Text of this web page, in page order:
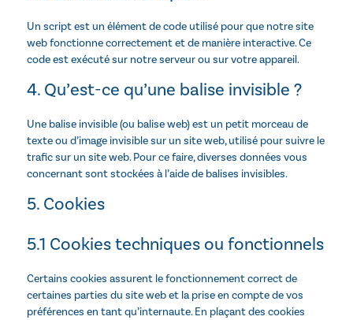
Un script est un élément de code utilisé pour que notre site
web fonctionne correctement et de manière interactive. Ce
code est exécuté sur notre serveur ou sur votre appareil.
4. Qu’est-ce qu’une balise invisible ?
Une balise invisible (ou balise web) est un petit morceau de
texte ou d’image invisible sur un site web, utilisé pour suivre le
trafic sur un site web. Pour ce faire, diverses données vous
concernant sont stockées à l’aide de balises invisibles.
5. Cookies
5.1 Cookies techniques ou fonctionnels
Certains cookies assurent le fonctionnement correct de
certaines parties du site web et la prise en compte de vos
préférences en tant qu’internaute. En plaçant des cookies